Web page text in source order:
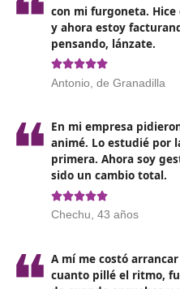
En los últimos años, el
experimentado
uso de tecnologías
materia de
tendencias.